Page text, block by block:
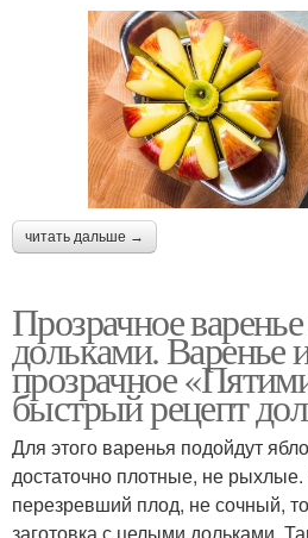
читать дальше →
Прозрачное
дольками. Варенье
прозрачное
быстрый рецепт
Для этого варенья подойдут
достаточно плотные, не рыхлые.
перезревший плод, не сочный,